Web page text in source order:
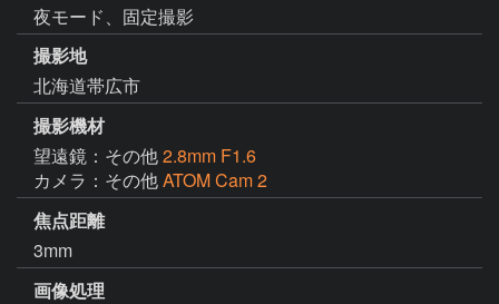
夜モード、固定撮影
撮影地
北海道帯広市
撮影機材
望遠鏡：その他2.8mm F1.6
カメラ：その他ATOM Cam 2
焦点距離
3mm
画像処理